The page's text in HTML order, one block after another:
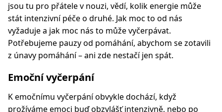
jsou tu pro přátele v nouzi, vědí, kolik energie může
stát intenzivní péče o druhé. Jak moc to od nás
vyžaduje a jak moc nás to může vyčerpávat.
Potřebujeme pauzy od pomáhání, abychom se zotavili
z únavy pomáhání – ani zde nestačí jen spát.
Emoční vyčerpání
K emočnímu vyčerpání obvykle dochází, když
prožíváme emoci buď obzvlášť intenzivně, nebo po